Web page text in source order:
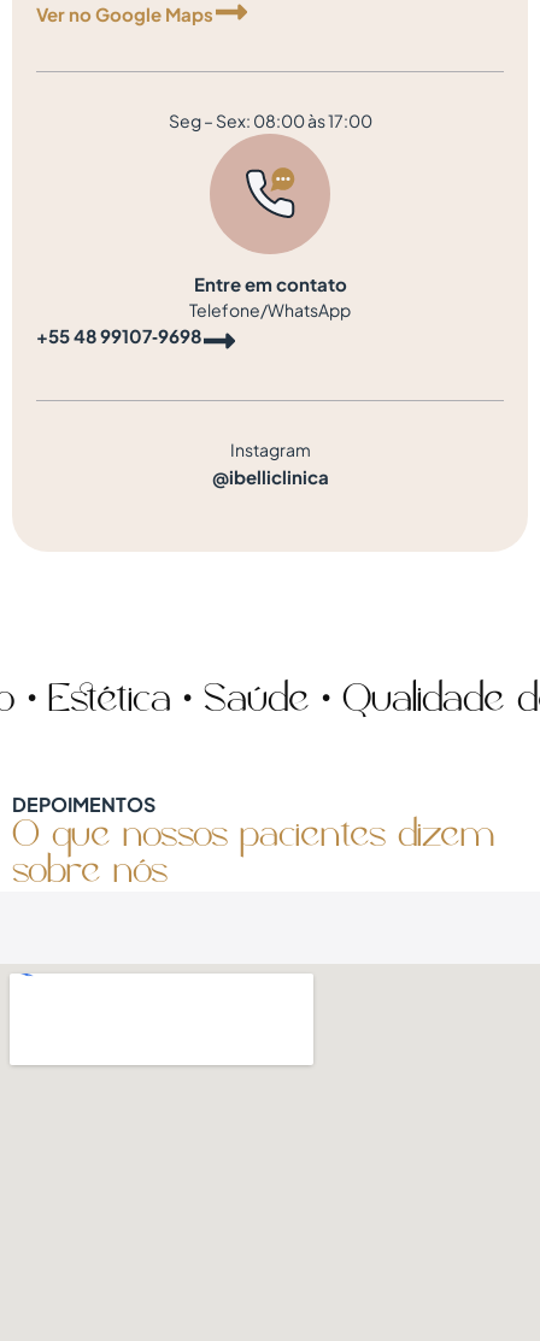
Ver no Google Maps
Seg – Sex: 08:00 às 17:00
Entre em contato
Telefone/WhatsApp
‪+55 48 99107‑9698‬
Instagram
@ibelliclinica
• Saúde • Qualidade
DEPOIMENTOS
O que nossos pacientes dizem
sobre nós